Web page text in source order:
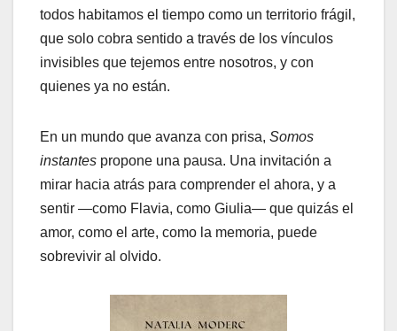
todos habitamos el tiempo como un territorio frágil,
que solo cobra sentido a través de los vínculos
invisibles que tejemos entre nosotros, y con
quienes ya no están.
En un mundo que avanza con prisa, Somos
instantes propone una pausa. Una invitación a
mirar hacia atrás para comprender el ahora, y a
sentir —como Flavia, como Giulia— que quizás el
amor, como el arte, como la memoria, puede
sobrevivir al olvido.